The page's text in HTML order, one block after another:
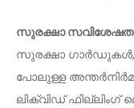
സുരക്ഷാ
സുരക്ഷാ ഗാർഡുകൾ,
പോലുള്ള
ലിക്വിഡ് ഫില്ലിംഗ്